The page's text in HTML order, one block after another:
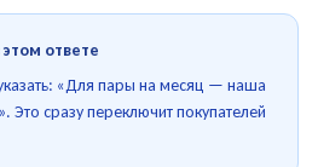
ответе
«Для пары на месяц — наша
Это сразу переключит покупателей